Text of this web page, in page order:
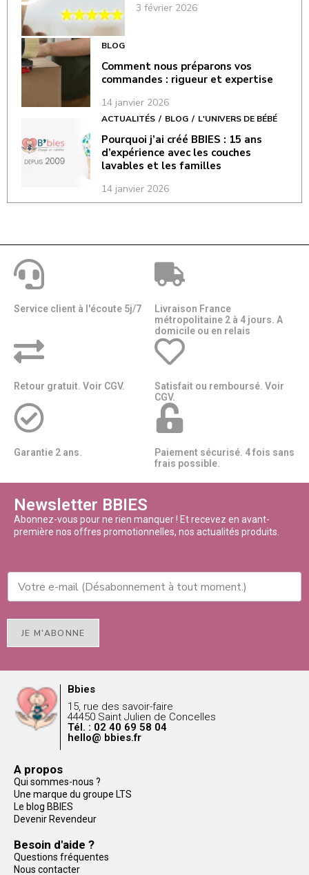
3 février 2026
BLOG
Comment nous préparons vos
commandes : rigueur et expertise
14 janvier 2026
ACTUALITÉS BLOG L'UNIVERS DE BÉBÉ
Pourquoi j’ai créé BBIES : 15 ans
d’expérience avec les couches
lavables et les familles
14 janvier 2026
Service client à l'écoute 5j/7
Livraison France
métropolitaine 2 à 4 jours. A
domicile ou en relais​​
Retour gratuit. Voir CGV.
Satisfait ou remboursé. Voir
CGV.
Garantie 2 ans.
Paiement sécurisé. 4 fois sans
frais possible.
Newsletter BBIES
Abonnez-vous pour ne rien manquer ! Et recevez en avant-
première nos offres promotionnelles, nos actualités produits.
JE M'ABONNE
Bbies
15, rue des savoir-faire
44450 Saint Julien de Concelles
Tél. : 02 40 69 58 04
hello@ bbies.fr
A propos
Qui sommes-nous ?
Une marque du groupe LTS
Le blog BBIES
Devenir Revendeur
Besoin d'aide ?
Questions fréquentes
Nous contacter